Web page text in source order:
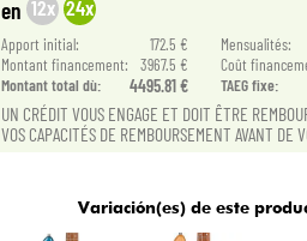
en 12x 24x
Apport initial: 172.5 € Mensualités:
Montant financement:
3967.5 € Coût
Montant total dù:
4495.81 € TAEG fixe:
UN CRÉDIT VOUS ENGAGE ET DOIT ÊTRE
VOS CAPACITÉS DE REMBOURSEMENT AVANT DE
Variación(es) de este